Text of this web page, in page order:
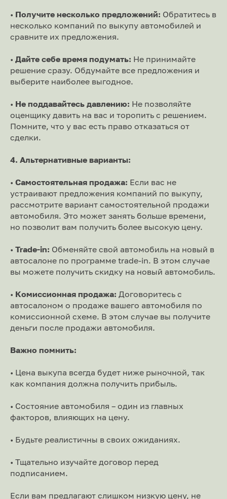
• Получите несколько предложений: Обратитесь в
несколько компаний по выкупу автомобилей и
сравните их предложения.
• Дайте себе время подумать: Не принимайте
решение сразу. Обдумайте все предложения и
выберите наиболее выгодное.
• Не поддавайтесь давлению: Не позволяйте
оценщику давить на вас и торопить с решением.
Помните, что у вас есть право отказаться от
сделки.
4. Альтернативные варианты:
• Самостоятельная продажа: Если вас не
устраивают предложения компаний по выкупу,
рассмотрите вариант самостоятельной продажи
автомобиля. Это может занять больше времени,
но позволит вам получить более высокую цену.
• Trade-in: Обменяйте свой автомобиль на новый в
автосалоне по программе trade-in. В этом случае
вы можете получить скидку на новый автомобиль.
• Комиссионная продажа: Договоритесь с
автосалоном о продаже вашего автомобиля по
комиссионной схеме. В этом случае вы получите
деньги после продажи автомобиля.
Важно помнить:
• Цена выкупа всегда будет ниже рыночной, так
как компания должна получить прибыль.
• Состояние автомобиля – один из главных
факторов, влияющих на цену.
• Будьте реалистичны в своих ожиданиях.
• Тщательно изучайте договор перед
подписанием.
Если вам предлагают слишком низкую цену, не